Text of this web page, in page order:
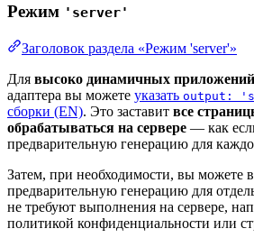
Режим 'server'
Заголовок раздела «Режим 'server'»
Для высоко динамичных приложений
адаптера вы можете указать output:
сборки (EN). Это заставит все
обрабатываться на сервере — как
предварительную генерацию для
Затем, при необходимости, вы можете
предварительную генерацию для
не требуют выполнения на сервере,
политикой конфиденциальности или